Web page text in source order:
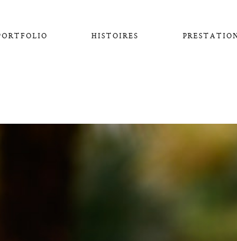
HISTOIRES